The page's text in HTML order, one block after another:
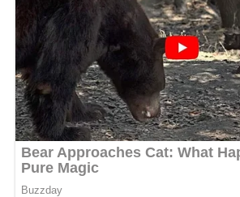
1/2 Teelöffel getrockneter Thymian
Lob, Kritik, Fragen oder Anregungen
Dann hinterlasse doch bitte einen
Ende dieser Seite & auch eine
Zubereitung
Die Paprikafrüchte putzen, waschen